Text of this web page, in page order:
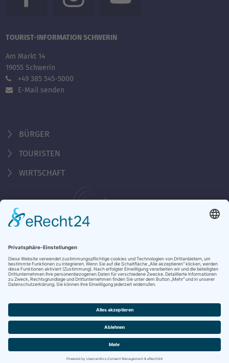
TOURIST-INFORMATION SCHWERIN
Am Markt 14
19055 Schwerin
+49 385 545-5000
E-Mail senden
BÜRGER
TOURISTEN
WIRTSCHAFT
Montag - Freitag 10:00 - 18:00 Uhr
Samstag, Sonntag, Feiertag 10:00 - 15:00 Uhr
KONTAKT & ÖFFNUNGSZEITEN
DATENSCHUTZ
IMPRESSUM